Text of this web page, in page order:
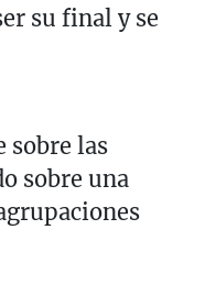
su final y se
sobre las
sobre una